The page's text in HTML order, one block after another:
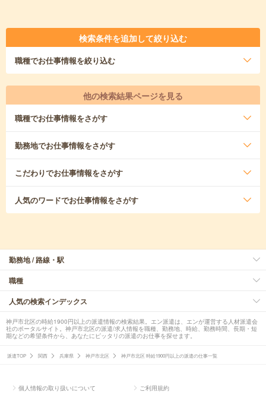
検索条件を追加して絞り込む
職種でお仕事情報を絞り込む
他の検索結果ページを見る
職種でお仕事情報をさがす
勤務地でお仕事情報をさがす
こだわりでお仕事情報をさがす
人気のワードでお仕事情報をさがす
勤務地 / 路線・駅
職種
人気の検索インデックス
神戸市北区の時給1900円以上の派遣情報の検索結果。エン派遣は、エンが運営する人材派遣会
社のポータルサイト。神戸市北区の派遣/求人情報を職種、勤務地、時給、勤務時間、長期・短
期などの希望条件から、あなたにピッタリの派遣のお仕事を探せます。
派遣TOP 関西 兵庫県 神戸市北区 神戸市北区 時給1900円以上の派遣の仕事一覧
個人情報の取り扱いについて ご利用規約